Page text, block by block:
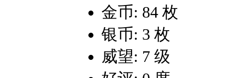
金币: 84 枚
银币: 3 枚
威望: 7 级